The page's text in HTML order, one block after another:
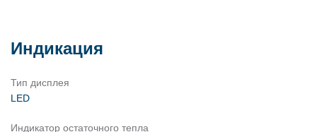
Индикация
Тип дисплея
LED
Индикатор остаточного тепла